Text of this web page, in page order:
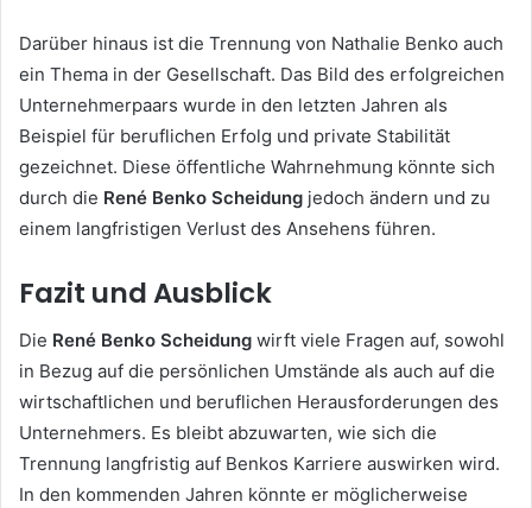
Darüber hinaus ist die Trennung von Nathalie Benko auch
ein Thema in der Gesellschaft. Das Bild des erfolgreichen
Unternehmerpaars wurde in den letzten Jahren als
Beispiel für beruflichen Erfolg und private Stabilität
gezeichnet. Diese öffentliche Wahrnehmung könnte sich
durch die René Benko Scheidung jedoch ändern und zu
einem langfristigen Verlust des Ansehens führen.
Fazit und Ausblick
Die René Benko Scheidung wirft viele Fragen auf, sowohl
in Bezug auf die persönlichen Umstände als auch auf die
wirtschaftlichen und beruflichen Herausforderungen des
Unternehmers. Es bleibt abzuwarten, wie sich die
Trennung langfristig auf Benkos Karriere auswirken wird.
In den kommenden Jahren könnte er möglicherweise